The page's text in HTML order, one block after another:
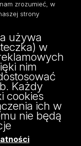
zrozumieć, w
strony
używa
w
nim
Każdy
cookies
ich w
nie będą